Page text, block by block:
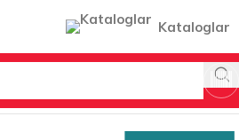
Kataloglar
MUHTELİF MUTFAK EŞYALARI